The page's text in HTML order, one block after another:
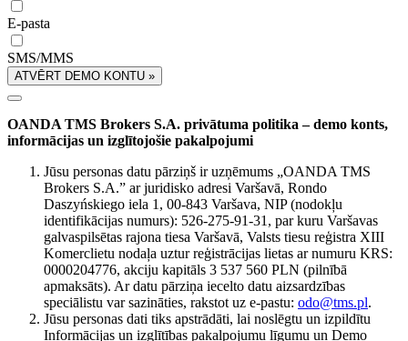
E-pasta
SMS/MMS
ATVĒRT DEMO KONTU »
OANDA TMS Brokers S.A. privātuma politika – demo konts,
informācijas un izglītojošie pakalpojumi
Jūsu personas datu pārziņš ir uzņēmums „OANDA TMS
Brokers S.A.” ar juridisko adresi Varšavā, Rondo
Daszyńskiego iela 1, 00-843 Varšava, NIP (nodokļu
identifikācijas numurs): 526-275-91-31, par kuru Varšavas
galvaspilsētas rajona tiesa Varšavā, Valsts tiesu reģistra XIII
Komerclietu nodaļa uztur reģistrācijas lietas ar numuru KRS:
0000204776, akciju kapitāls 3 537 560 PLN (pilnībā
apmaksāts). Ar datu pārziņa iecelto datu aizsardzības
speciālistu var sazināties, rakstot uz e-pastu: odo@tms.pl.
Jūsu personas dati tiks apstrādāti, lai noslēgtu un izpildītu
Informācijas un izglītības pakalpojumu līgumu un Demo